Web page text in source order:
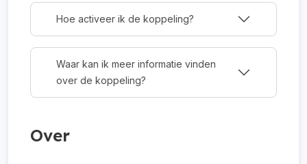
Hoe activeer ik de koppeling?
Waar kan ik meer informatie vinden
over de koppeling?
Over